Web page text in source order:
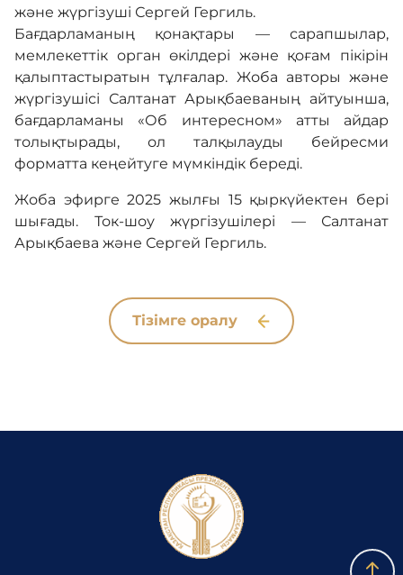
және жүргізуші Сергей Гергиль.
Бағдарламаның қонақтары — сарапшылар,
мемлекеттік орган өкілдері және қоғам пікірін
қалыптастыратын тұлғалар. Жоба авторы және
жүргізушісі Салтанат Арықбаеваның айтуынша,
бағдарламаны «Об интересном» атты айдар
толықтырады, ол талқылауды бейресми
форматта кеңейтуге мүмкіндік береді.
Жоба эфирге 2025 жылғы 15 қыркүйектен бері
шығады. Ток-шоу жүргізушілері — Салтанат
Арықбаева және Сергей Гергиль.
Тізімге оралу